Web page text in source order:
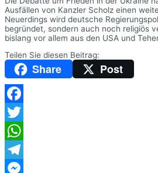
Ausfällen von Kanzler Scholz einen
Neuerdings wird deutsche
begründet, sondern auch noch religiös
bislang vor allem aus den USA und
Teilen Sie diesen Beitrag:
Share Post
Facebook
Twitter
WhatsApp
Telegram